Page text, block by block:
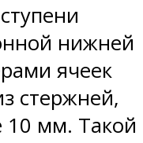
нижней
ячеек
стержней,
10 мм. Такой